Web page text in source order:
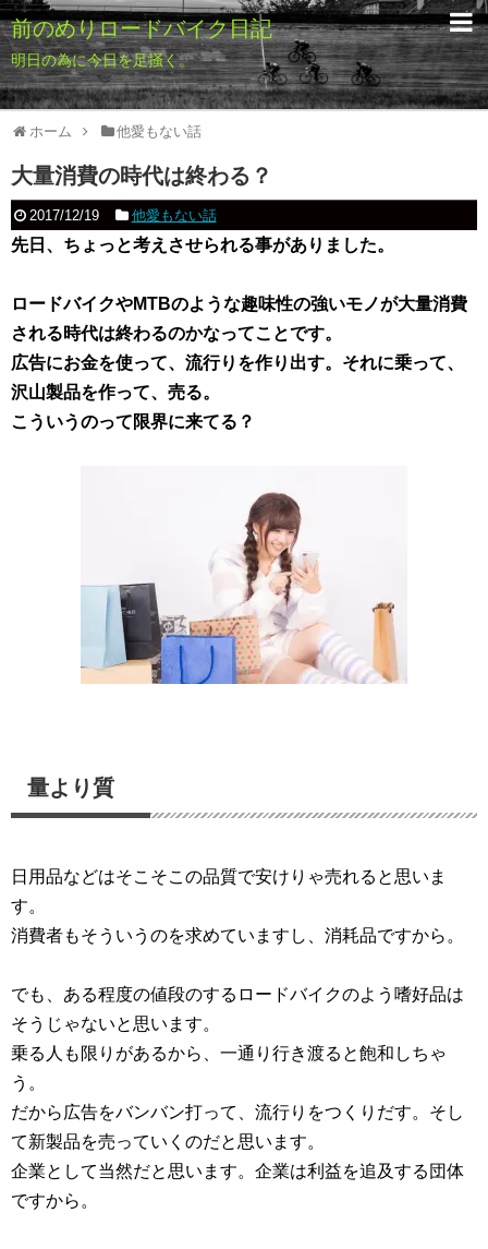
前のめりロードバイク日記
明日の為に今日を足掻く。
ホーム 他愛もない話
大量消費の時代は終わる？
2017/12/19 他愛もない話
先日、ちょっと考えさせられる事がありました。
ロードバイクやMTBのような趣味性の強いモノが大量消費
される時代は終わるのかなってことです。
広告にお金を使って、流行りを作り出す。 それに乗って、
沢山製品を作って、売る。
こういうのって限界に来てる？
量より質
日用品などはそこそこの品質で安けりゃ売れると思いま
す。
消費者もそういうのを求めていますし、消耗品ですから。
でも、ある程度の値段のするロードバイクのよう嗜好品は
そうじゃないと思います。
乗る人も限りがあるから、一通り行き渡ると飽和しちゃ
う。
だから広告をバンバン打って、流行りをつくりだす。そし
て新製品を売っていくのだと思います。
企業として当然だと思います。企業は利益を追及する団体
ですから。